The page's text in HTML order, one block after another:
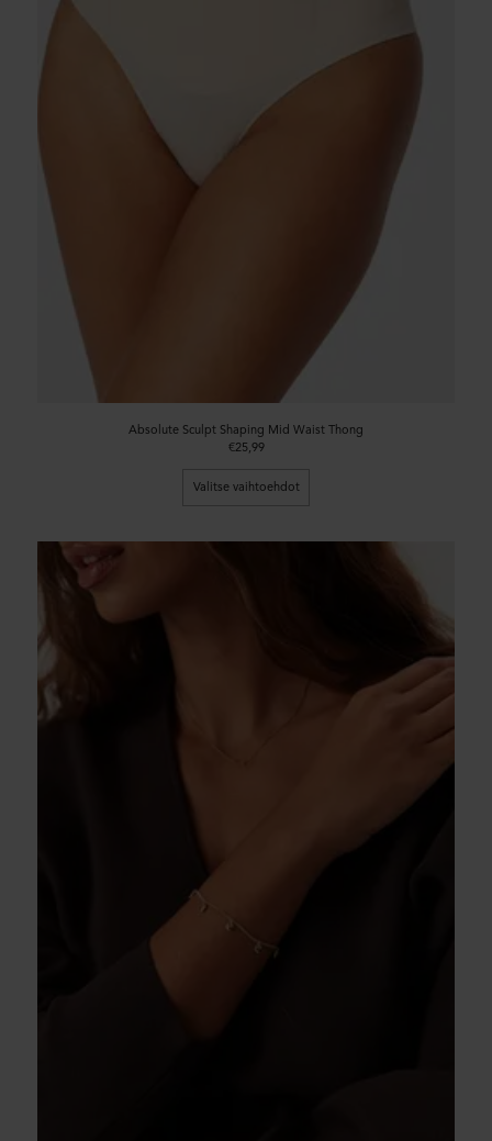
Absolute Sculpt Shaping Mid Waist Thong
€25,99
Valitse vaihtoehdot